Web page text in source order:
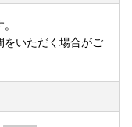
をいただく場合がご